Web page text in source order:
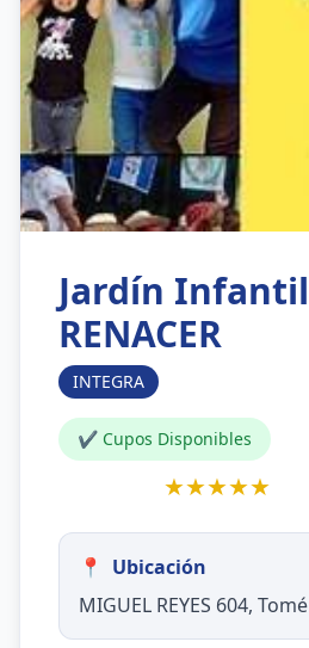
Jardín Infantil
RENACER
INTEGRA
✔ Cupos Disponibles
★★★★★
📍
Ubicación
MIGUEL REYES 604, Tomé